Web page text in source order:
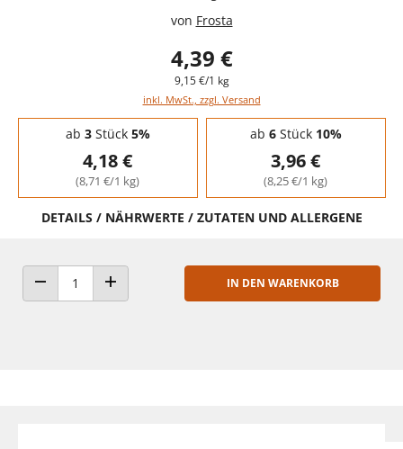
von Frosta
4,39 €
9,15 €/1 kg
inkl. MwSt., zzgl. Versand
Staffelpreise - Mengenrabatt
ab 3Stück 5%
4,18 €
(8,71 €/1 kg)
ab 6Stück 10%
3,96 €
(8,25 €/1 kg)
DETAILS / NÄHRWERTE / ZUTATEN UND ALLERGENE
ANZAHL VERRINGERNANZAHL ERHÖHEN
IN DEN WARENKORB